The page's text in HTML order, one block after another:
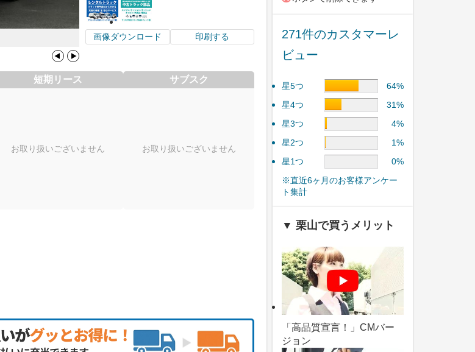
画像ダウンロード 印刷する
短期リース
お取り扱いございません
サブスク
お取り扱いございません
271件のカスタマーレ
ビュー
星5つ
64%
星4つ
31%
星3つ
4%
星2つ
1%
星1つ
0%
※直近6ヶ月のお客様アンケー
ト集計
▼ 栗山で買うメリット
「高品質宣言！」CMバー
ジョン